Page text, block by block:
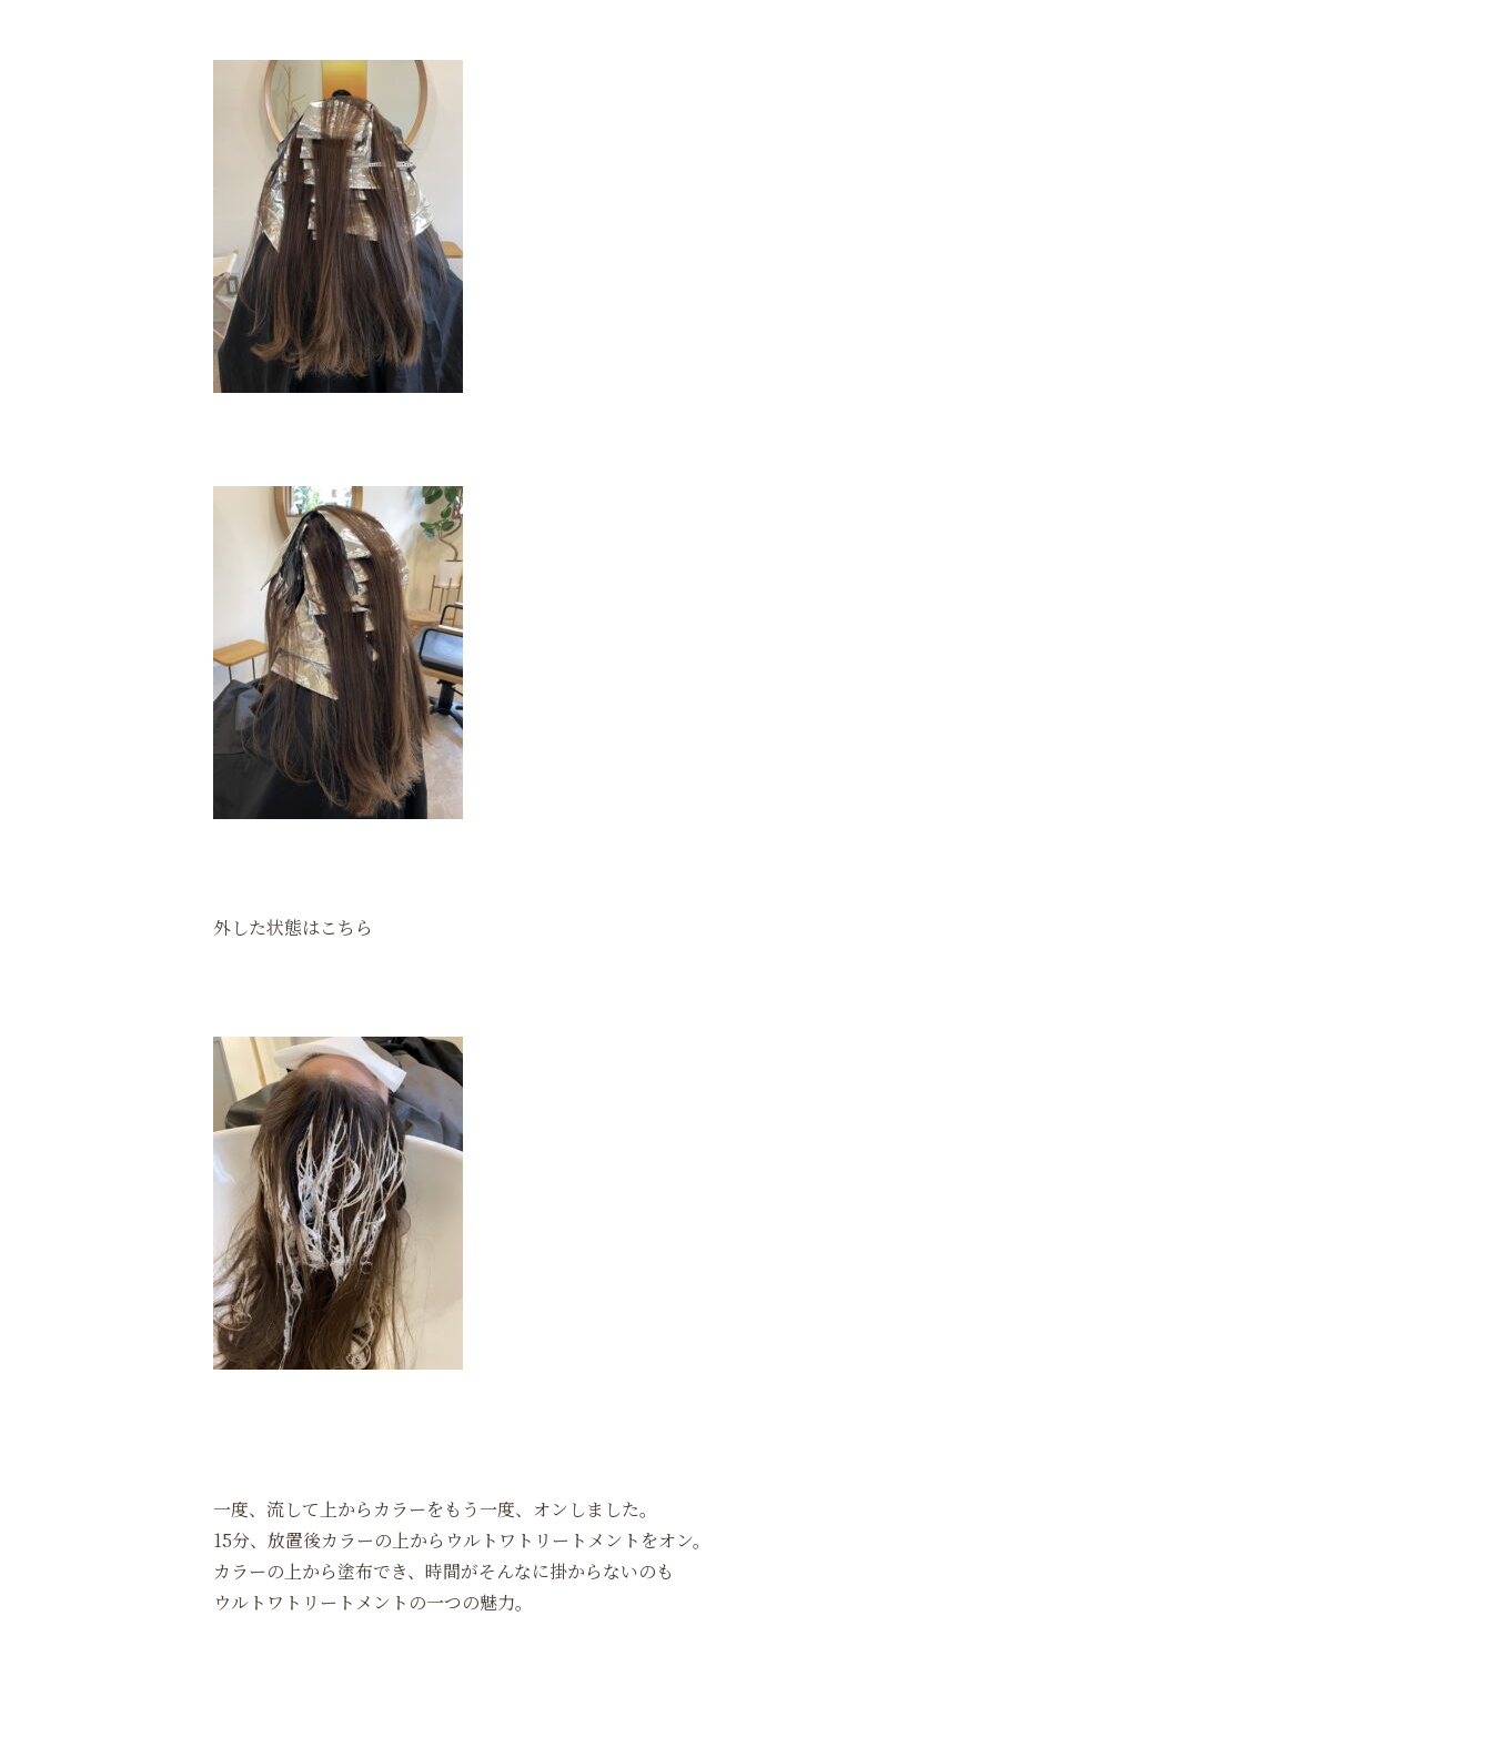
外した状態はこちら
一度、流して上からカラーをもう一度、オンしました。
15分、放置後カラーの上からウルトワトリートメントをオン。
カラーの上から塗布でき、時間がそんなに掛からないのも
ウルトワトリートメントの一つの魅力。